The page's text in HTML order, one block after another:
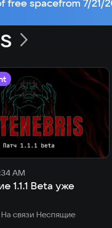
free spacefrom 7/21/
AM
1.1.1 Beta уже
связи Неспящие